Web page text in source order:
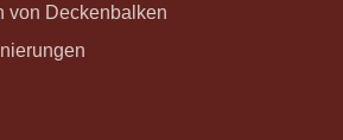
von Deckenbalken